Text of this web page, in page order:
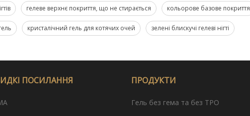
гелеве верхнє покриття, що не стирається кольорове базове покриття
кристалічний гель для котячих очей зелені блискучі гелеві нігті
ПОСИЛАННЯ ПРОДУКТИ
Гель без гема та без TPO